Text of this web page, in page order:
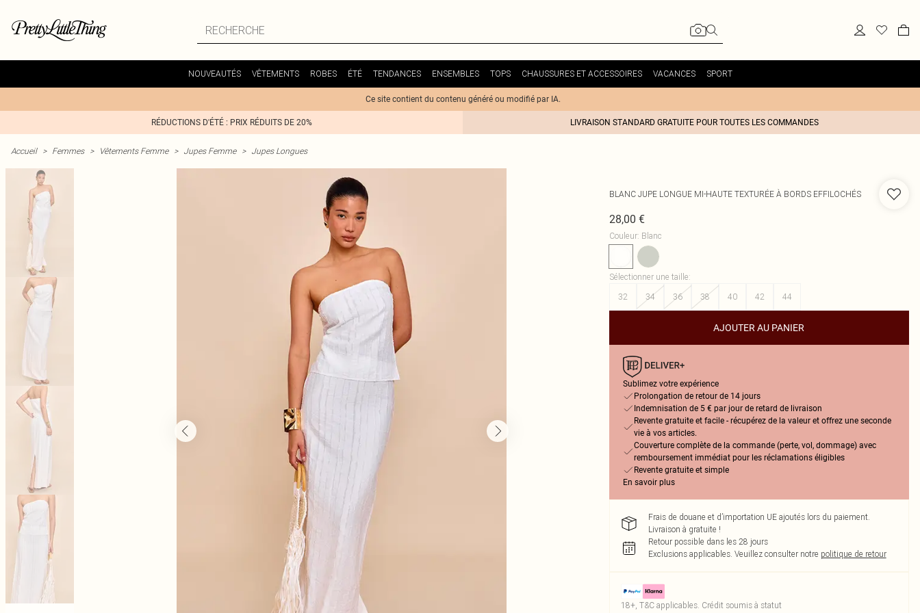
NOUVEAUTÉS VÊTEMENTS ROBES ÉTÉ TENDANCES ENSEMBLES TOPS CHAUSSURES ET ACCESSOIRES VACANCES SPORT
Ce site contient du contenu généré ou modifié par IA.
RÉDUCTIONS D'ÉTÉ : PRIX RÉDUITS DE 20% LIVRAISON STANDARD GRATUITE POUR TOUTES LES COMMANDES
Accueil > Femmes > Vêtements Femme > Jupes Femme > Jupes Longues
BLANC JUPE LONGUE MI-HAUTE TEXTURÉE À BORDS EFFILOCHÉS
28,00 €
Couleur: Blanc
Sélectionner une taille:
32
34 36 38 40 42 44
AJOUTER AU PANIER
Sublimez votre expérience
Prolongation de retour de 14 jours
Indemnisation de 5 € par jour de retard de livraison
Revente gratuite et facile - récupérez de la valeur et offrez une seconde
vie à vos articles.
Couverture complète de la commande (perte, vol, dommage) avec
remboursement immédiat pour les réclamations éligibles
Revente gratuite et simple
En savoir plus
Frais de douane et d’importation UE ajoutés lors du paiement.
Livraison à gratuite !
Retour possible dans les 28 jours
Exclusions applicables. Veuillez consulter notre politique de retour
18+, T&C applicables. Crédit soumis à statut